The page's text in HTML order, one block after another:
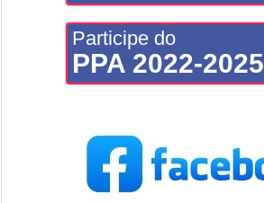
Participe do
PPA 2022-2025